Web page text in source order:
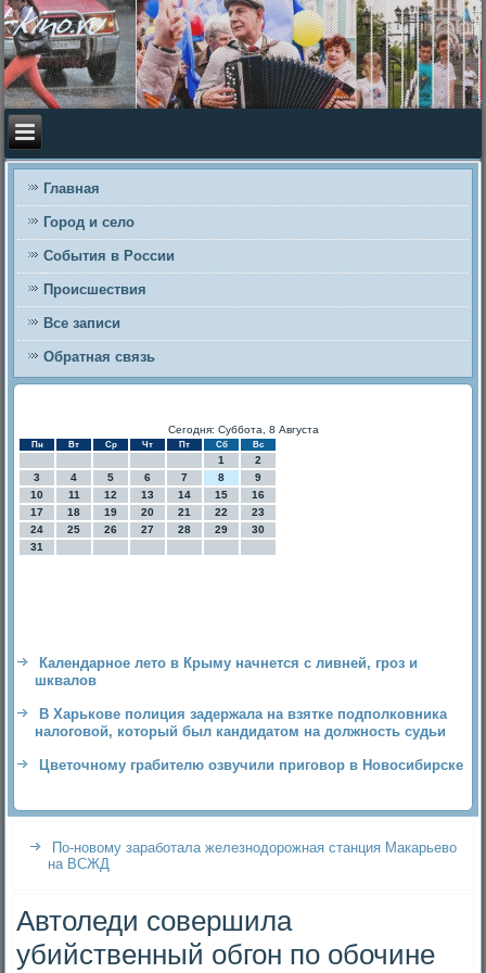
Главная
Город и село
События в России
Происшествия
Все записи
Обратная связь
Сегодня: Суббота, 8 Августа
Пн Вт Ср Чт Пт Сб Вс
1
2
3
4 5 6 7 8
9
10
11 12 13 14 15
16
17
18 19 20 21 22
23
24
25 26 27 28 29
30
31
Календарное лето в Крыму начнется с ливней, гроз и
шквалов
В Харькове полиция задержала на взятке подполковника
налоговой, который был кандидатом на должность судьи
Цветочному грабителю озвучили приговор в Новосибирске
По-новому заработала железнодорожная станция Макарьево
на ВСЖД
Автоледи совершила
убийственный обгон по обочине